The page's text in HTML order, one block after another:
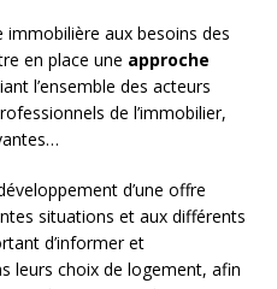
immobilière aux besoins des
en place une approche
l’ensemble des acteurs
de l’immobilier,
d’une offre
situations et aux différents
d’informer et
leurs choix de logement, afin